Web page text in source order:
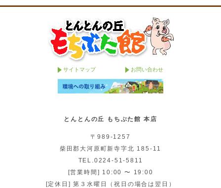
サイトマップ お問い合わせ
とんとんの丘 もちぶた館 本店
〒989-1257
柴田郡大河原町新寺字北 185-11
TEL.0224-51-5811
[営業時間] 10:00 〜 19:00
[定休日] 第３水曜日（祝日の場合は翌日）